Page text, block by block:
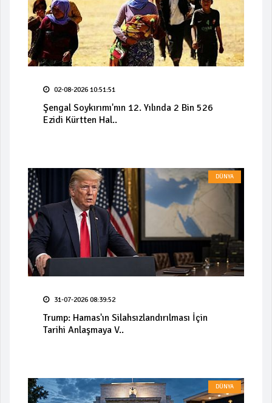
02-08-2026 10:51:51
Şengal Soykırımı'nın 12. Yılında 2 Bin 526
Ezidi Kürtten Hal..
DÜNYA
31-07-2026 08:39:52
Trump: Hamas'ın Silahsızlandırılması İçin
Tarihi Anlaşmaya V..
DÜNYA